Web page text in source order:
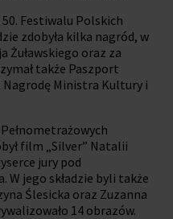
50. Festiwalu Polskich
zdobyła kilka nagród, w
Żuławskiego oraz za
także Paszport
Ministra Kultury i
film „Silver” Natalii
jury pod
jego składzie byli także
Ślesicka oraz Zuzanna
14 obrazów.